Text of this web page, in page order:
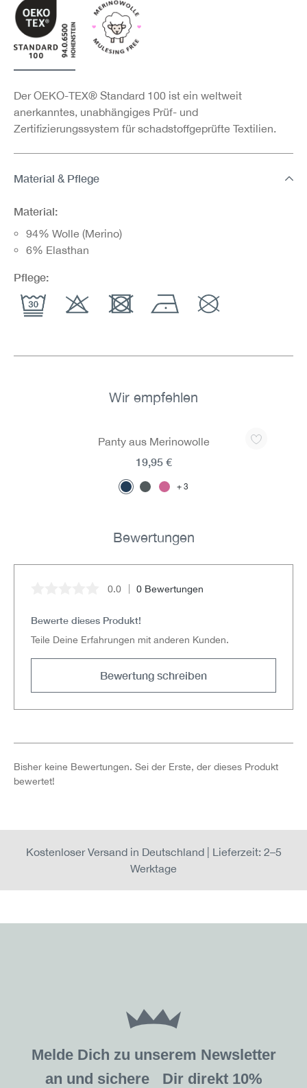
Der OEKO-TEX® Standard 100 ist ein weltweit
anerkanntes, unabhängiges Prüf- und
Zertifizierungssystem für schadstoffgeprüfte Textilien.
Material & Pflege
Material:
94% Wolle (Merino)
6% Elasthan
Pflege:
Wir empfehlen
Panty aus Merinowolle
3
19,95 €
Bewertungen
Durchschnittliche Bewertung von 0 von 5 Sternen
0.0 0 Bewertungen
Bewerte dieses Produkt!
Teile Deine Erfahrungen mit anderen Kunden.
Bewertung schreiben
Bisher keine Bewertungen. Sei der Erste, der dieses Produkt
bewertet!
Kostenloser Versand in Deutschland | Lieferzeit: 2–5
Werktage
Melde Dich zu unserem Newsletter
an und sichere Dir direkt 10%